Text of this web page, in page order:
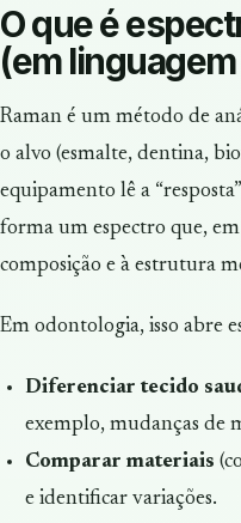
O que é
(em
Raman é um método de
o alvo (esmalte, dentina,
equipamento lê a
forma um espectro que, em
composição e à estrutura
Em odontologia, isso abre
Diferenciar tecido
exemplo, mudanças de
Comparar materiais
e identificar variações.